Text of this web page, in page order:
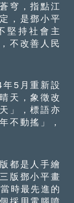
穹，指點江
，是鄧小平
堅持社會主
不改善人民
5月重新設
天，象徵改
」，標語亦
不動搖」，
都是人手繪
版鄧小平畫
時最先進的